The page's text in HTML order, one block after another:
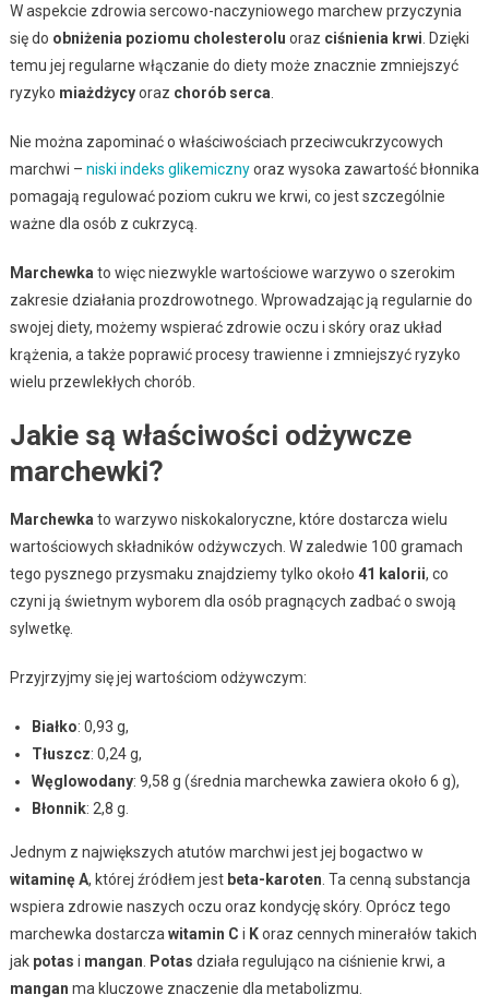
W aspekcie zdrowia sercowo-naczyniowego marchew przyczynia
się do obniżenia poziomu cholesterolu oraz ciśnienia krwi . Dzięki
temu jej regularne włączanie do diety może znacznie zmniejszyć
ryzyko miażdżycyoraz chorób serca
Nie można zapominać o właściwościach przeciwcukrzycowych
marchwi – niski indeks glikemicznyoraz wysoka zawartość błonnika
pomagają regulować poziom cukru we krwi, co jest szczególnie
ważne dla osób z cukrzycą.
Marchewka to więc niezwykle wartościowe warzywo o szerokim
zakresie działania prozdrowotnego. Wprowadzając ją regularnie do
swojej diety, możemy wspierać zdrowie oczu i skóry oraz układ
krążenia, a także poprawić procesy trawienne i zmniejszyć ryzyko
wielu przewlekłych chorób.
Jakie są właściwości odżywcze
marchewki?
Marchewka to warzywo niskokaloryczne, które dostarcza wielu
wartościowych składników odżywczych. W zaledwie 100 gramach
tego pysznego przysmaku znajdziemy tylko około 41 kalorii, co
czyni ją świetnym wyborem dla osób pragnących zadbać o swoją
sylwetkę.
Przyjrzyjmy się jej wartościom odżywczym:
Białko: 0,93 g,
Tłuszcz: 0,24 g,
Węglowodany: 9,58 g (średnia marchewka zawiera około 6 g),
Błonnik: 2,8 g.
Jednym z największych atutów marchwi jest jej bogactwo w
witaminę A, której źródłem jest beta-karoten . Ta cenną substancja
wspiera zdrowie naszych oczu oraz kondycję skóry. Oprócz tego
marchewka dostarcza witamin C i Koraz cennych minerałów takich
jak potas i mangan Potas działa regulująco na ciśnienie krwi, a
mangan ma kluczowe znaczenie dla metabolizmu.